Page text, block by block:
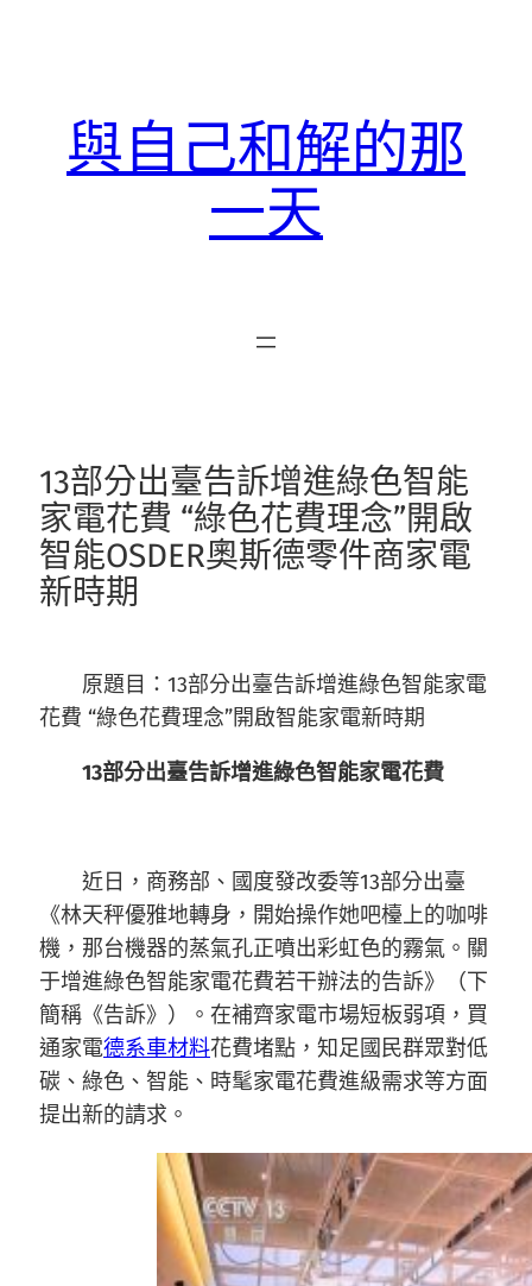
與自己和解的那
一天
13部分出臺告訴增進綠色智能
家電花費 “綠色花費理念”開啟
智能OSDER奧斯德零件商家電
新時期
原題目：13部分出臺告訴增進綠色智能家電
花費 “綠色花費理念”開啟智能家電新時期
13部分出臺告訴增進綠色智能家電花費
近日，商務部、國度發改委等13部分出臺
《林天秤優雅地轉身，開始操作她吧檯上的咖啡
機，那台機器的蒸氣孔正噴出彩虹色的霧氣。關
于增進綠色智能家電花費若干辦法的告訴》（下
簡稱《告訴》）。在補齊家電市場短板弱項，買
通家電德系車材料花費堵點，知足國民群眾對低
碳、綠色、智能、時髦家電花費進級需求等方面
提出新的請求。